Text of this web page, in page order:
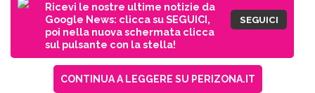
Ricevi le nostre ultime notizie da
Google News: clicca su SEGUICI,
poi nella nuova schermata clicca
sul pulsante con la stella!
SEGUICI
CONTINUA A LEGGERE SU PERIZONA.IT